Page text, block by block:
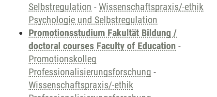
Selbstregulation - Wissenschaftspraxis/-ethik
Psychologie und Selbstregulation
Promotionsstudium Fakultät Bildung /
doctoral courses Faculty of Education -
Promotionskolleg
Professionalisierungsforschung -
Wissenschaftspraxis/-ethik